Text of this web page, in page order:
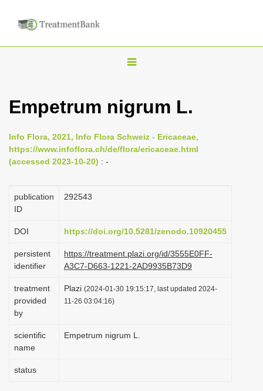
T
g
g
t
o
Empetrum nigrum L.
Info Flora, 2021, Info Flora Schweiz - Ericaceae,
https://www.infoflora.ch/de/flora/ericaceae.html
(accessed 2023-10-20) : -
publication
ID
292543
DOI https://doi.org/10.5281/zenodo.10920455
persistent
identifier
https://treatment.plazi.org/id/3555E0FF-
A3C7-D663-1221-2AD9935B73D9
treatment
provided
by
Plazi (2024-01-30 19:15:17, last updated 2024-
11-26 03:04:16)
scientific
name
Empetrum nigrum L.
status